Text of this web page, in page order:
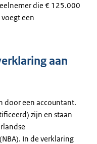
die € 125.000
een
aan
door een accountant.
zijn en staan
In de verklaring